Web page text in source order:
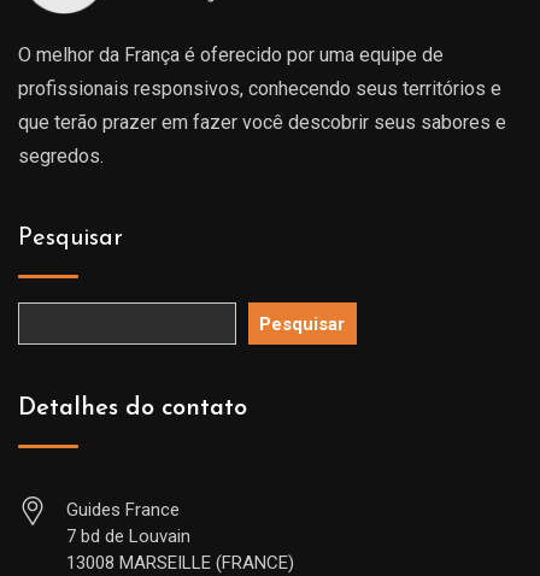
O melhor da França é oferecido por uma equipe de
profissionais responsivos, conhecendo seus territórios e
que terão prazer em fazer você descobrir seus sabores e
segredos.
Pesquisar
Pesquisar
Detalhes do contato
Guides France
7 bd de Louvain
13008 MARSEILLE (FRANCE)